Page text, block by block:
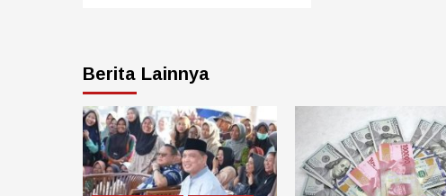
Berita Lainnya